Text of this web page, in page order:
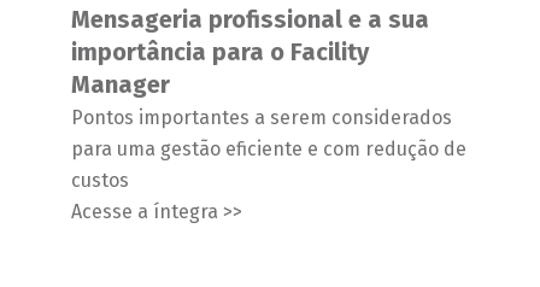
Mensageria profissional e a sua
importância para o Facility
Manager
Pontos importantes a serem considerados
para uma gestão eficiente e com redução de
custos
Acesse a íntegra >>